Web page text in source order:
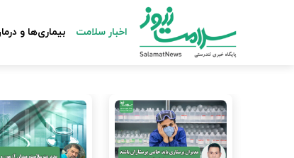
اخبار سلامت بیماری‌ها و